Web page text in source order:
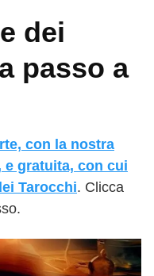
dei
passo a
con la nostra
e gratuita, con cui
Tarocchi. Clicca